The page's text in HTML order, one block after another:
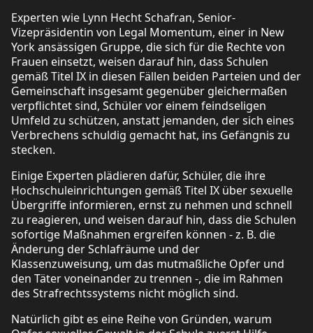
Experten wie Lynn Hecht Schafran, Senior-
Vizepräsidentin von Legal Momentum, einer in New
York ansässigen Gruppe, die sich für die Rechte von
Frauen einsetzt, weisen darauf hin, dass Schulen
gemäß Titel IX in diesen Fällen beiden Parteien und der
Gemeinschaft insgesamt gegenüber gleichermaßen
verpflichtet sind, Schüler vor einem feindseligen
Umfeld zu schützen, anstatt jemanden, der sich eines
Verbrechens schuldig gemacht hat, ins Gefängnis zu
stecken.
Einige Experten plädieren dafür, Schüler, die ihre
Hochschuleinrichtungen gemäß Titel IX über sexuelle
Übergriffe informieren, ernst zu nehmen und schnell
zu reagieren, und weisen darauf hin, dass die Schulen
sofortige Maßnahmen ergreifen können - z. B. die
Änderung der Schlafräume und der
Klassenzuweisung, um das mutmaßliche Opfer und
den Täter voneinander zu trennen -, die im Rahmen
des Strafrechtssystems nicht möglich sind.
Natürlich gibt es eine Reihe von Gründen, warum